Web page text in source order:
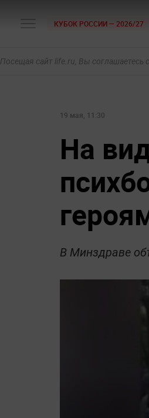
КУБОК РОССИИ — 2026/27
Посещая сайт life.ru, Вы соглашаетесь
19 мая, 11:30
На
В Минздраве